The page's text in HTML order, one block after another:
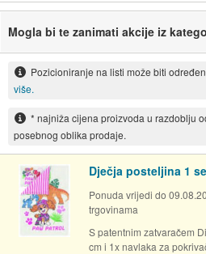
Mogla bi te zanimati akcije iz
Pozicioniranje na listi može biti
više.
* najniža cijena proizvoda u razdoblju
posebnog oblika prodaje.
Dječja posteljina 1
Ponuda vrijedi do
trgovinama
S patentnim zatvaračem
cm i 1x navlaka za